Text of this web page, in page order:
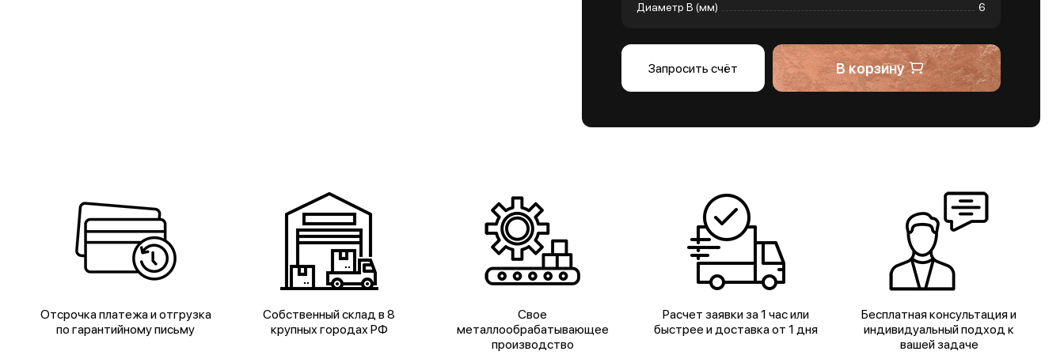
Диаметр B (мм)
6
Запросить счёт В корзину
Отсрочка платежа и отгрузка
по гарантийному письму
Собственный склад в 8
крупных городах РФ
Свое
металлообрабатывающее
производство
Расчет заявки за 1 час или
быстрее и доставка от 1 дня
Бесплатная консультация и
индивидуальный подход к
вашей задаче